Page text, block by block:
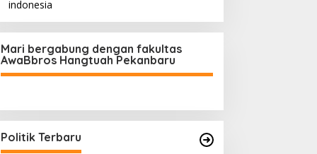
Mari bergabung dengan fakultas
AwaBbros Hangtuah Pekanbaru
Politik Terbaru